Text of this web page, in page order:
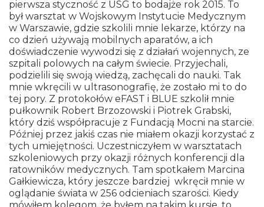
pierwsza styczność z USG to bodajże rok 2015. To
był warsztat w Wojskowym Instytucie Medycznym
w Warszawie, gdzie szkolili mnie lekarze, którzy na
co dzień używają mobilnych aparatów, a ich
doświadczenie wywodzi się z działań wojennych, ze
szpitali polowych na całym świecie. Przyjechali,
podzielili się swoją wiedzą, zachęcali do nauki. Tak
mnie wkręcili w ultrasonografię, że zostało mi to do
tej pory. Z protokołów eFAST i BLUE szkolił mnie
pułkownik Robert Brzozowski i Piotrek Grabski,
który dziś współpracuje z Fundacją Mocni na starcie.
Później przez jakiś czas nie miałem okazji korzystać z
tych umiejętności. Uczestniczyłem w warsztatach
szkoleniowych przy okazji różnych konferencji dla
ratowników medycznych. Tam spotkałem Marcina
Gałkiewicza, który jeszcze bardziej wkręcił mnie w
oglądanie świata w 256 odcieniach szarości. Kiedy
mówiłem kolegom, że byłem na takim kursie, to